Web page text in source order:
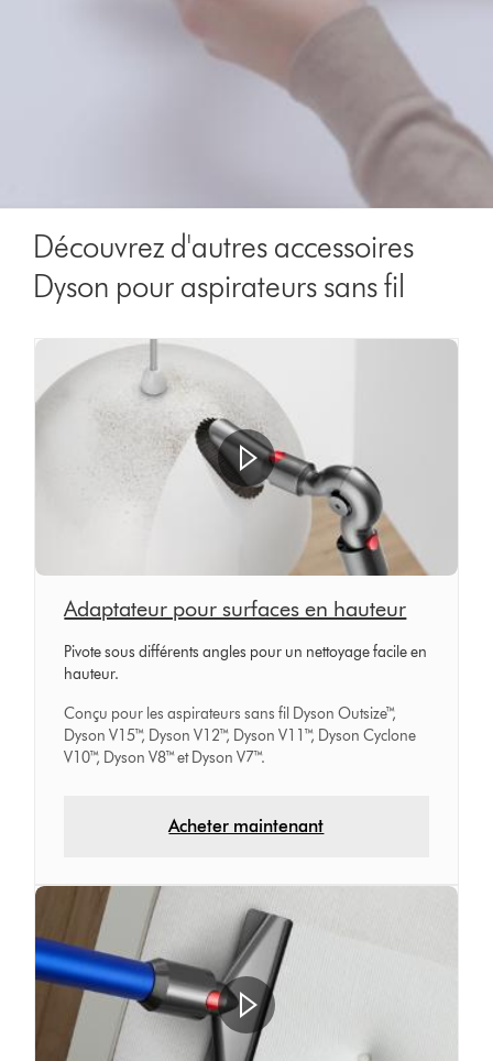
Découvrez d'autres accessoires
Dyson pour aspirateurs sans fil
Adaptateur pour surfaces en hauteur
Pivote sous différents angles pour un nettoyage facile en
hauteur.
Conçu pour les aspirateurs sans fil Dyson Outsize™,
Dyson V15™, Dyson V12™, Dyson V11™, Dyson Cyclone
V10™, Dyson V8™ et Dyson V7™.
Acheter maintenant